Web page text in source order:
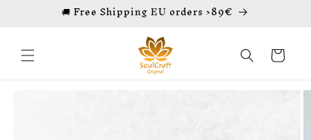
🚚 Free Shipping EU orders >89€
Cart